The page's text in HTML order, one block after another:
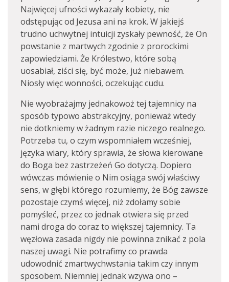
Najwięcej ufności wykazały kobiety, nie
odstępując od Jezusa ani na krok. W jakiejś
trudno uchwytnej intuicji zyskały pewność, że On
powstanie z martwych zgodnie z prorockimi
zapowiedziami. Że Królestwo, które sobą
uosabiał, ziści się, być może, już niebawem.
Niosły więc wonności, oczekując cudu.
Nie wyobrażajmy jednakowoż tej tajemnicy na
sposób typowo abstrakcyjny, ponieważ wtedy
nie dotkniemy w żadnym razie niczego realnego.
Potrzeba tu, o czym wspomniałem wcześniej,
języka wiary, który sprawia, że słowa kierowane
do Boga bez zastrzeżeń Go dotyczą. Dopiero
wówczas mówienie o Nim osiąga swój właściwy
sens, w głębi którego rozumiemy, że Bóg zawsze
pozostaje czymś więcej, niż zdołamy sobie
pomyśleć, przez co jednak otwiera się przed
nami droga do coraz to większej tajemnicy. Ta
węzłowa zasada nigdy nie powinna znikać z pola
naszej uwagi. Nie potrafimy co prawda
udowodnić zmartwychwstania takim czy innym
sposobem. Niemniej jednak wzywa ono –